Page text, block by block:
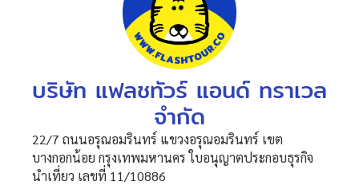
บริษัท แฟลชทัวร์ แอนด์ ทราเวล
จำกัด
22/7 ถนนอรุณอมรินทร์ แขวงอรุณอมรินทร์ เขต
บางกอกน้อย กรุงเทพมหานคร ใบอนุญาตประกอบธุรกิจ
นำเที่ยว เลขที่ 11/10886